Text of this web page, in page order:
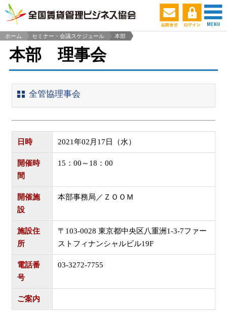
ホーム
セミナー・会議スケジュール
本部
本部 理事会
全管協理事会
日時 2021年02月17日（水）
開催時
間
15：00～18：00
開催施
設
本部事務局／ＺＯＯＭ
施設住
所
〒103-0028 東京都中央区八重洲1-3-7ファー
ストフィナンシャルビル19F
電話番
号
03-3272-7755
ご案内